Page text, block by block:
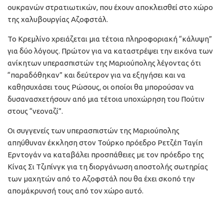
ουκρανών στρατιωτικών, που έχουν αποκλεισθεί στο χώρο
της χαλυβουργίας Αζοφστάλ.
Το Κρεμλίνο χρειάζεται μια τέτοια πληροφοριακή “κάλυψη”
για δύο λόγους. Πρώτον για να καταστρέψει την εικόνα των
ανίκητων υπερασπιστών της Μαριούπολης λέγοντας ότι
“παραδόθηκαν” και δεύτερον για να εξηγήσει και να
καθησυχάσει τους Ρώσους, οι οποίοι θα μπορούσαν να
δυσανασχετήσουν από μια τέτοια υποχώρηση του Πούτιν
στους “νεοναζί”.
Οι συγγενείς των υπερασπιστών της Μαριούπολης
απηύθυναν έκκληση στον Τούρκο πρόεδρο Ρετζέπ Ταγίπ
Ερντογάν να καταβάλει προσπάθειες με τον πρόεδρο της
Κίνας Σι Τζιπίνγκ για τη διοργάνωση αποστολής σωτηρίας
των μαχητών από το Αζοφστάλ που θα έχει σκοπό την
απομάκρυνσή τους από τον χώρο αυτό.